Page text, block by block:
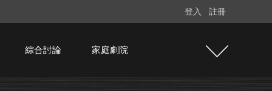
登入 註冊
綜合討論 家庭劇院